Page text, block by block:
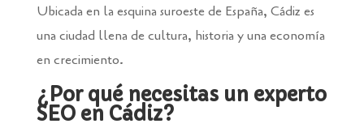
Ubicada en la esquina suroeste de España, Cádiz es
una ciudad llena de cultura, historia y una economía
en crecimiento.
¿Por qué necesitas un experto
SEO en Cádiz?